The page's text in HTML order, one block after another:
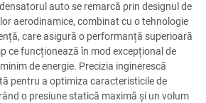
auto se remarcă prin designul de
aerodinamice, combinat cu o tehnologie
care asigură o performanță superioară
ce funcționează în mod excepțional de
de energie. Precizia inginerescă
pentru a optimiza caracteristicile de
o presiune statică maximă și un volum